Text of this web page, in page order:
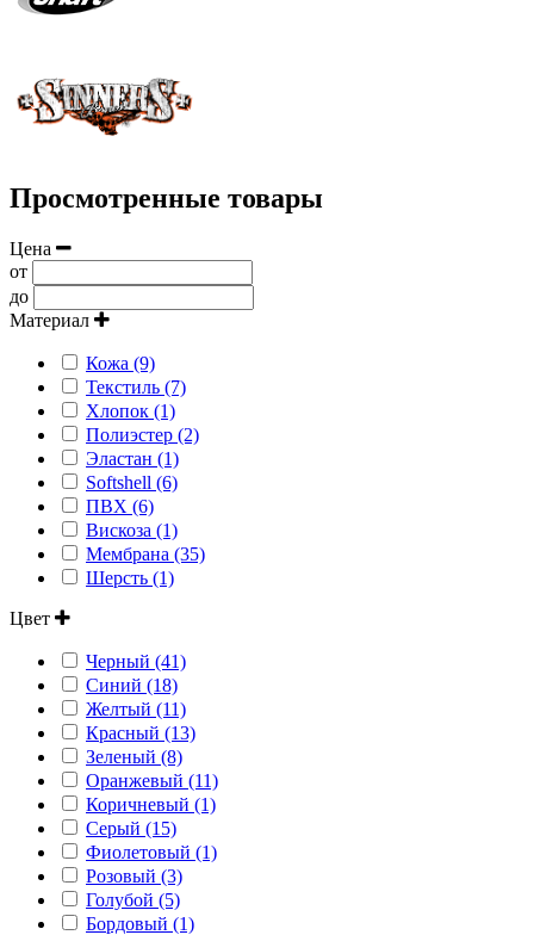
Просмотренные товары
Цена
от
до
Материал
Кожа (9)
Текстиль (7)
Хлопок (1)
Полиэстер (2)
Эластан (1)
Softshell (6)
ПВХ (6)
Вискоза (1)
Мембрана (35)
Шерсть (1)
Цвет
Черный (41)
Синий (18)
Желтый (11)
Красный (13)
Зеленый (8)
Оранжевый (11)
Коричневый (1)
Серый (15)
Фиолетовый (1)
Розовый (3)
Голубой (5)
Бордовый (1)